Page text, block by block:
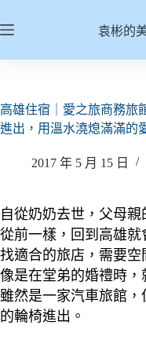
至
容
袁彬的
高雄住宿｜愛之旅商務旅
進出，用溫水澆熄滿滿的
2017 年 5 月 15 日
自從奶奶去世，父母
從前一樣，回到高雄
找適合的旅店，需要空
像是在堂弟的婚禮時，
雖然是一家汽車旅館
的輪椅進出。